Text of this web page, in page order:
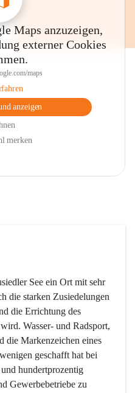
Maps anzuzeigen,
externer Cookies
maps
anzeigen
merken
See ein Ort mit sehr
die starken Zusiedelungen
die Errichtung des
Wasser- und Radsport,
die Markenzeichen eines
geschafft hat bei
hundertprozentig
Gewerbebetriebe zu